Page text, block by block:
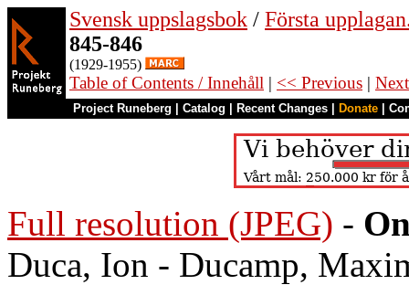
Svensk uppslagsbok / Första
845-846
(1929-1955)
Table of Contents / Innehåll | << Previous |
Project Runeberg Catalog Recent Changes Donate
Full resolution (JPEG) -
Duca, Ion - Ducamp,